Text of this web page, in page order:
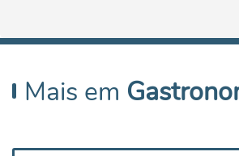
Mais em